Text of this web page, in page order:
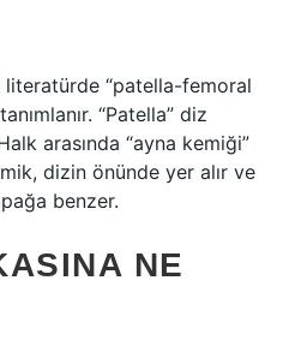
literatürde “patella-femoral
“Patella” diz
arasında “ayna kemiği”
dizin önünde yer alır ve
benzer.
NE